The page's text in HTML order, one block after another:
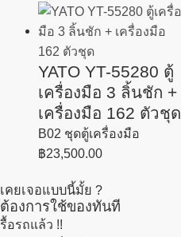
YATO YT-55280 ตู้
เครื่องมือ 3 ลิ้นชัก +
เครื่องมือ 162 ตัวชุด
B02 ชุดตู้เครื่องมือ
฿23,500.00
เคยเจอแบบนี้มั้ย ?
ต้องการใช้ของทันที
รื้อรถแล้ว !!